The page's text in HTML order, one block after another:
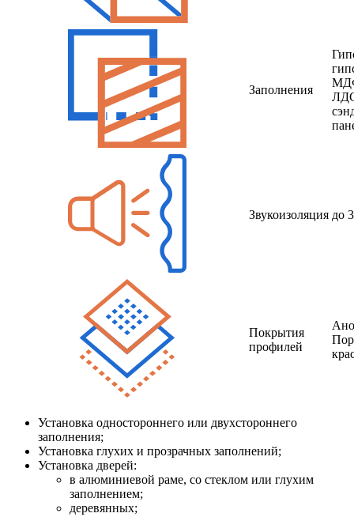
Заполнения
Звукоизоляция до
Покрытия
профилей
Установка одностороннего или двухстороннего
заполнения;
Установка глухих и прозрачных заполнений;
Установка дверей:
в алюминиевой раме, со стеклом или глухим
заполнением;
деревянных;